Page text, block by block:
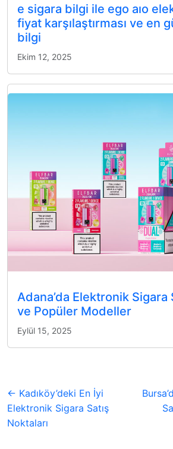
e sigara bilgi ile ego aıo
fiyat karşılaştırması ve en
bilgi
Ekim 12, 2025
Adana’da Elektronik
ve Popüler Modeller
Eylül 15, 2025
← Kadıköy’deki En İyi
Elektronik Sigara Satış
Noktaları